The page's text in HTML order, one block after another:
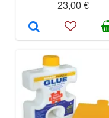
23,00 €